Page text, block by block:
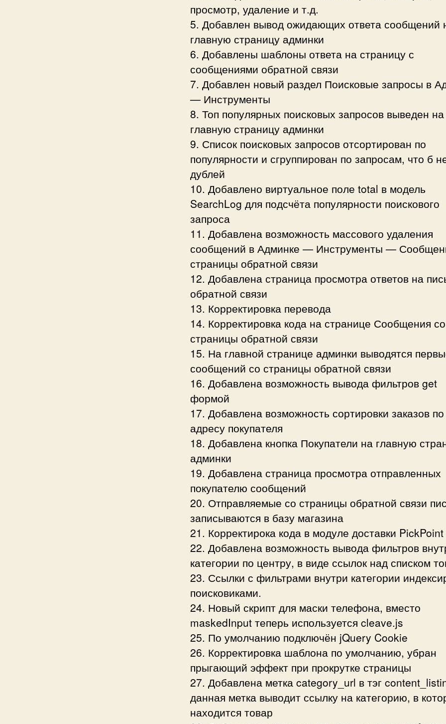
просмотр, удаление и т.д.
5. Добавлен вывод ожидающих ответа сообщений
главную страницу админки
6. Добавлены шаблоны ответа на страницу с
сообщениями обратной связи
7. Добавлен новый раздел Поисковые запросы в
— Инструменты
8. Топ популярных поисковых запросов выведен на
главную страницу админки
9. Список поисковых запросов отсортирован по
популярности и сгруппирован по запросам, что б
дублей
10. Добавлено виртуальное поле total в модель
SearchLog для подсчёта популярности поискового
запроса
11. Добавлена возможность массового удаления
сообщений в Админке — Инструменты —
страницы обратной связи
12. Добавлена страница просмотра ответов на
обратной связи
13. Корректировка перевода
14. Корректировка кода на странице Сообщения со
страницы обратной связи
15. На главной странице админки выводятся
сообщений со страницы обратной связи
16. Добавлена возможность вывода фильтров get
формой
17. Добавлена возможность сортировки заказов
адресу покупателя
18. Добавлена кнопка Покупатели на главную
админки
19. Добавлена страница просмотра отправленных
покупателю сообщений
20. Отправляемые со страницы обратной связи
записываются в базу магазина
21. Корректирока кода в модуле доставки PickPoint
22. Добавлена возможность вывода фильтров
категории по центру, в виде ссылок над списком
23. Ссылки с фильтрами внутри категории
поисковиками.
24. Новый скрипт для маски телефона, вместо
maskedInput теперь используется cleave.js
25. По умолчанию подключён jQuery Cookie
26. Корректировка шаблона по умолчанию, убран
прыгающий эффект при прокрутке страницы
27. Добавлена метка category_url в тэг
данная метка выводит ссылку на категорию, в
находится товар